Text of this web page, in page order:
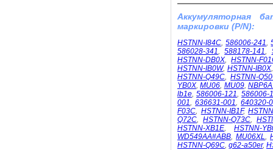
Аккумуляторная
маркировки (P/N):
HSTNN-I84C,586006-241,
586028-341,588178-141,
HSTNN-DB0X,HSTNN-
HSTNN-IB0W, HSTNN-IB0X
HSTNN-Q49C,HSTNN-
YB0X,MU06, MU09,
lb1e, 586006-121, 586006-
001,636631-001,640320-
F03C, HSTNN-IB1F,
Q72C,HSTNN-Q73C,
HSTNN-XB1E, HSTNN-
WD549AA#ABB, MU06XL,
HSTNN-Q69C, g62-a50er,